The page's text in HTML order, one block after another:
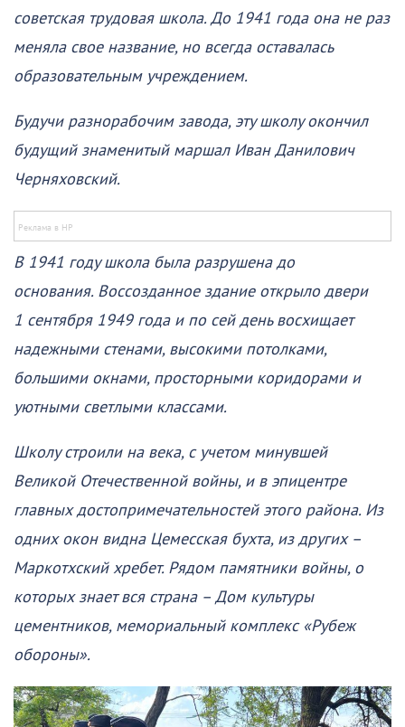
советская трудовая школа. До 1941 года она не раз
меняла свое название, но всегда оставалась
образовательным учреждением.
Будучи разнорабочим завода, эту школу окончил
будущий знаменитый маршал Иван Данилович
Черняховский.
В 1941 году школа была разрушена до
основания. Воссозданное здание открыло двери
1 сентября 1949 года и по сей день восхищает
надежными стенами, высокими потолками,
большими окнами, просторными коридорами и
уютными светлыми классами.
Школу строили на века, с учетом минувшей
Великой Отечественной войны, и в эпицентре
главных достопримечательностей этого района. Из
одних окон видна Цемесская бухта, из других –
Маркотхский хребет. Рядом памятники войны, о
которых знает вся страна – Дом культуры
цементников, мемориальный комплекс «Рубеж
обороны».